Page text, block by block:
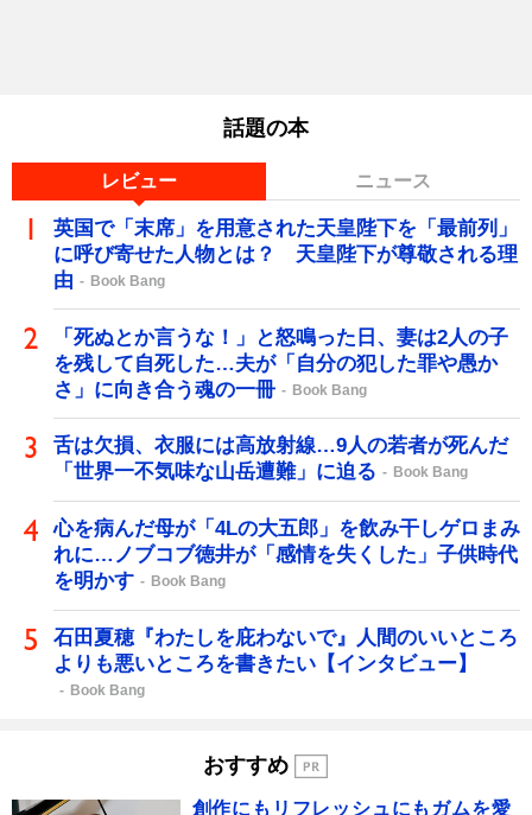
話題の本
レビュー ニュース
英国で「末席」を用意された天皇陛下を「最前列」
に呼び寄せた人物とは？ 天皇陛下が尊敬される理
由
Book Bang
「死ぬとか言うな！」と怒鳴った日、妻は2人の子
を残して自死した…夫が「自分の犯した罪や愚か
さ」に向き合う魂の一冊
Book Bang
舌は欠損、衣服には高放射線…9人の若者が死んだ
「世界一不気味な山岳遭難」に迫る
Book Bang
心を病んだ母が「4Lの大五郎」を飲み干しゲロまみ
れに…ノブコブ徳井が「感情を失くした」子供時代
を明かす
Book Bang
石田夏穂『わたしを庇わないで』人間のいいところ
よりも悪いところを書きたい【インタビュー】
Book Bang
おすすめ
創作にもリフレッシュにもガムを愛